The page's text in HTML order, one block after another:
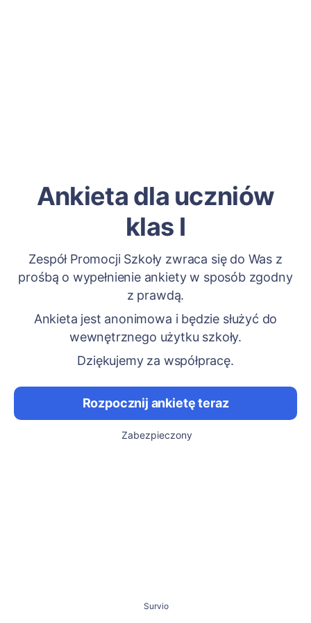
Ankieta dla uczniów
klas I
Zespół Promocji Szkoły zwraca się do Was z
prośbą o wypełnienie ankiety w sposób zgodny
z prawdą.
Ankieta jest anonimowa i będzie służyć do
wewnętrznego użytku szkoły.
Dziękujemy za współpracę.
Rozpocznij ankietę teraz
Zabezpieczony
Survio